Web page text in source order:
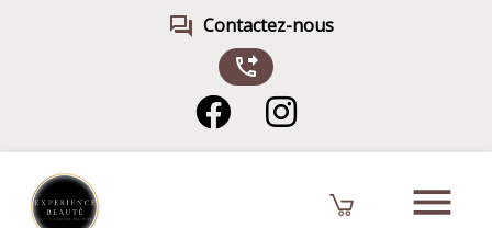
forum Contactez-nous
phone_forwarded
menu